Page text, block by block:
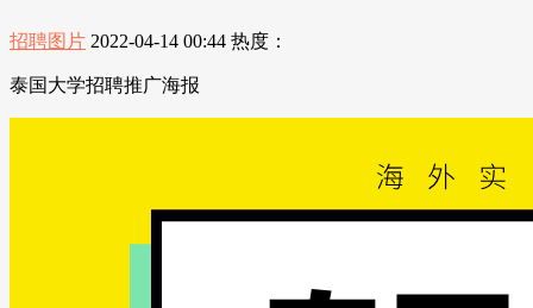
招聘图片 2022-04-14 00:44 热度：
泰国大学招聘推广海报